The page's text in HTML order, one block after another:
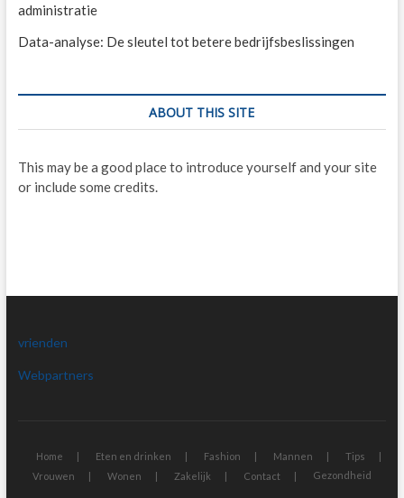
administratie
Data-analyse: De sleutel tot betere bedrijfsbeslissingen
ABOUT THIS SITE
This may be a good place to introduce yourself and your site
or include some credits.
vrienden
Webpartners
Home Eten en drinken Fashion Mannen
Tips
Vrouwen
Wonen Zakelijk Contact Gezondheid